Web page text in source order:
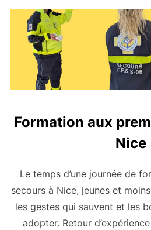
Formation aux
Nice
Le temps d’une journée de
secours à Nice, jeunes et
les gestes qui sauvent et les
adopter. Retour